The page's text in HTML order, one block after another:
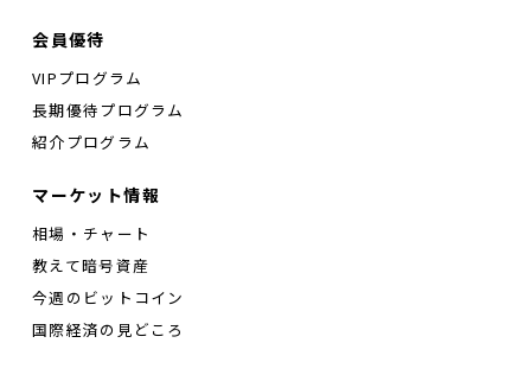
会員優待
VIPプログラム
長期優待プログラム
紹介プログラム
マーケット情報
相場・チャート
教えて暗号資産
今週のビットコイン
国際経済の見どころ